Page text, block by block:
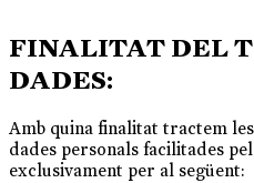
FINALITAT DEL
DADES:
Amb quina finalitat tractem
dades personals facilitades
exclusivament per al següent: